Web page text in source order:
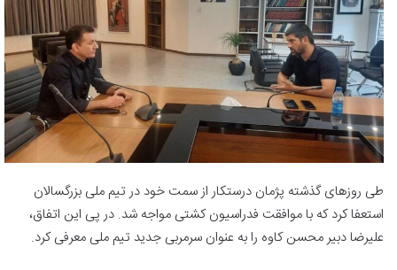
طی روزهای گذشته پژمان درستکار از سمت خود در تیم ملی بزرگسالان
استعفا کرد که با موافقت فدراسیون کشتی مواجه شد. در پی این اتفاق،
علیرضا دبیر محسن کاوه را به عنوان سرمربی جدید تیم ملی معرفی کرد.